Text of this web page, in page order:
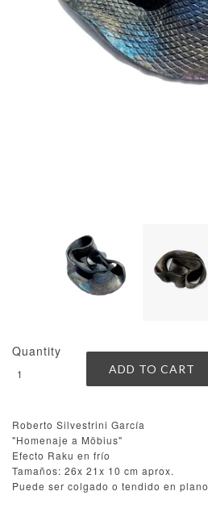
Quantity
Roberto Silvestrini García
"Homenaje a Möbius"
Efecto Raku en frío
Tamaños: 26x 21x 10 cm aprox.
Puede ser colgado o tendido en plano